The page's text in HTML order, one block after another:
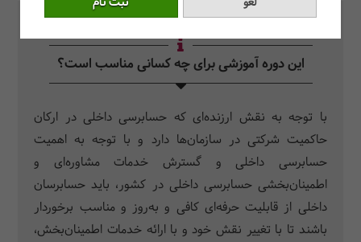
این دوره آموزشی برای چه کسانی مناسب است؟
با توجه به نقش ارزنده‌ای که حسابرسی داخلی در ارکان
حاکمیت شرکتی در سازمان‌ها دارد و با توجه به اهمیت
حسابرسی داخلی و گسترش خدمات مشاوره‌ای و
اطمینان‌بخشی حسابرسی داخلی در کشور، باید حسابرسان
داخلی از قابلیت حرفه‌ای کافی و به‌روز و مناسب برخوردار
باشند تا با تغییر نقش خود و با ارائه خدمات اطمینان‌بخش،